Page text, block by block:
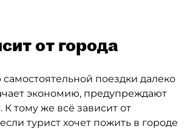
от города
поездки далеко
экономию, предупреждают
К тому же всё зависит от
турист хочет пожить в городе